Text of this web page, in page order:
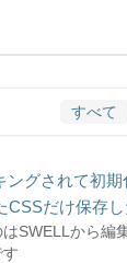
すべて
ングされて初期
CSSだけ保存
SWELLから編